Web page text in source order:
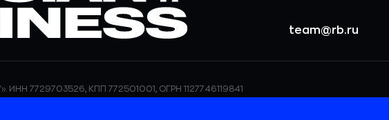
team@rb.ru
ИНН 7729703526, КПП 772501001, ОГРН 1127746119841
повышения удобства